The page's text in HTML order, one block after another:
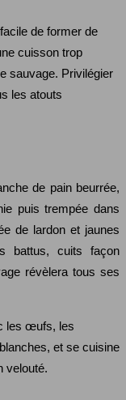
de former de
cuisson trop
sauvage. Privilégier
les atouts
de pain beurrée,
puis trempée dans
de lardon et jaunes
battus, cuits façon
révèlera tous ses
les œufs, les
et se cuisine
velouté.